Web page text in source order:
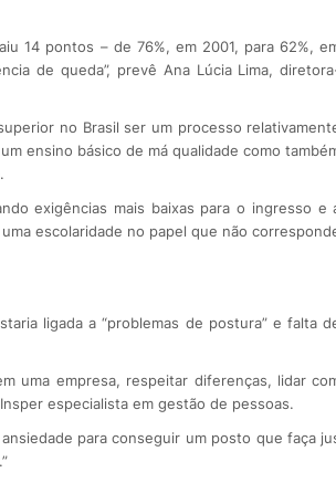
14 pontos – de 76%, em 2001, para 62%,
de queda”, prevê Ana Lúcia Lima,
no Brasil ser um processo
ensino básico de má qualidade como
exigências mais baixas para o ingresso e
escolaridade no papel que não
ligada a “problemas de postura” e falta
uma empresa, respeitar diferenças, lidar
especialista em gestão de pessoas.
para conseguir um posto que faça